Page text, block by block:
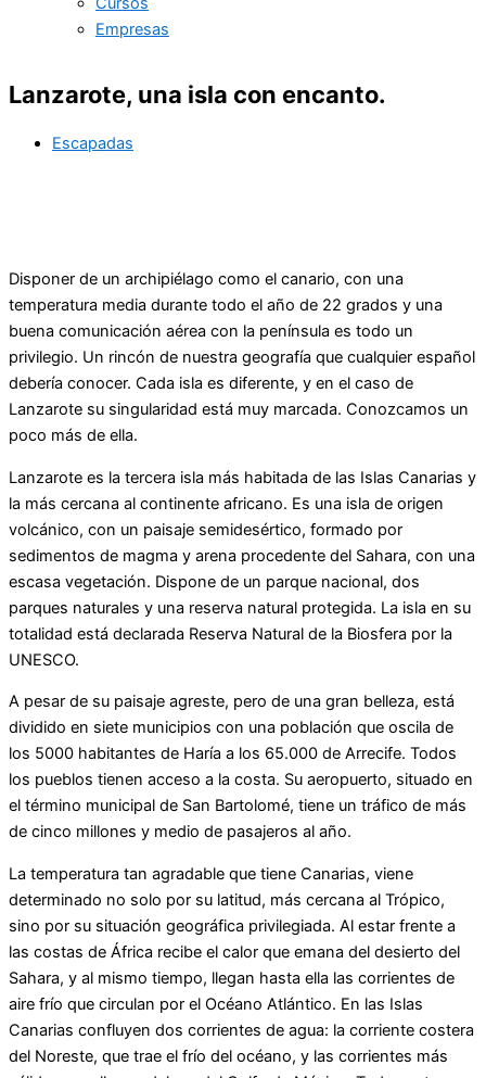
Empresas
Lanzarote, una isla con encanto.
Escapadas
Disponer de un archipiélago como el canario, con una
temperatura media durante todo el año de 22 grados y una
buena comunicación aérea con la península es todo un
privilegio. Un rincón de nuestra geografía que cualquier español
debería conocer. Cada isla es diferente, y en el caso de
Lanzarote su singularidad está muy marcada. Conozcamos un
poco más de ella.
Lanzarote es la tercera isla más habitada de las Islas Canarias y
la más cercana al continente africano. Es una isla de origen
volcánico, con un paisaje semidesértico, formado por
sedimentos de magma y arena procedente del Sahara, con una
escasa vegetación. Dispone de un parque nacional, dos
parques naturales y una reserva natural protegida. La isla en su
totalidad está declarada Reserva Natural de la Biosfera por la
UNESCO.
A pesar de su paisaje agreste, pero de una gran belleza, está
dividido en siete municipios con una población que oscila de
los 5000 habitantes de Haría a los 65.000 de Arrecife. Todos
los pueblos tienen acceso a la costa. Su aeropuerto, situado en
el término municipal de San Bartolomé, tiene un tráfico de más
de cinco millones y medio de pasajeros al año.
La temperatura tan agradable que tiene Canarias, viene
determinado no solo por su latitud, más cercana al Trópico,
sino por su situación geográfica privilegiada. Al estar frente a
las costas de África recibe el calor que emana del desierto del
Sahara, y al mismo tiempo, llegan hasta ella las corrientes de
aire frío que circulan por el Océano Atlántico. En las Islas
Canarias confluyen dos corrientes de agua: la corriente costera
del Noreste, que trae el frío del océano, y las corrientes más